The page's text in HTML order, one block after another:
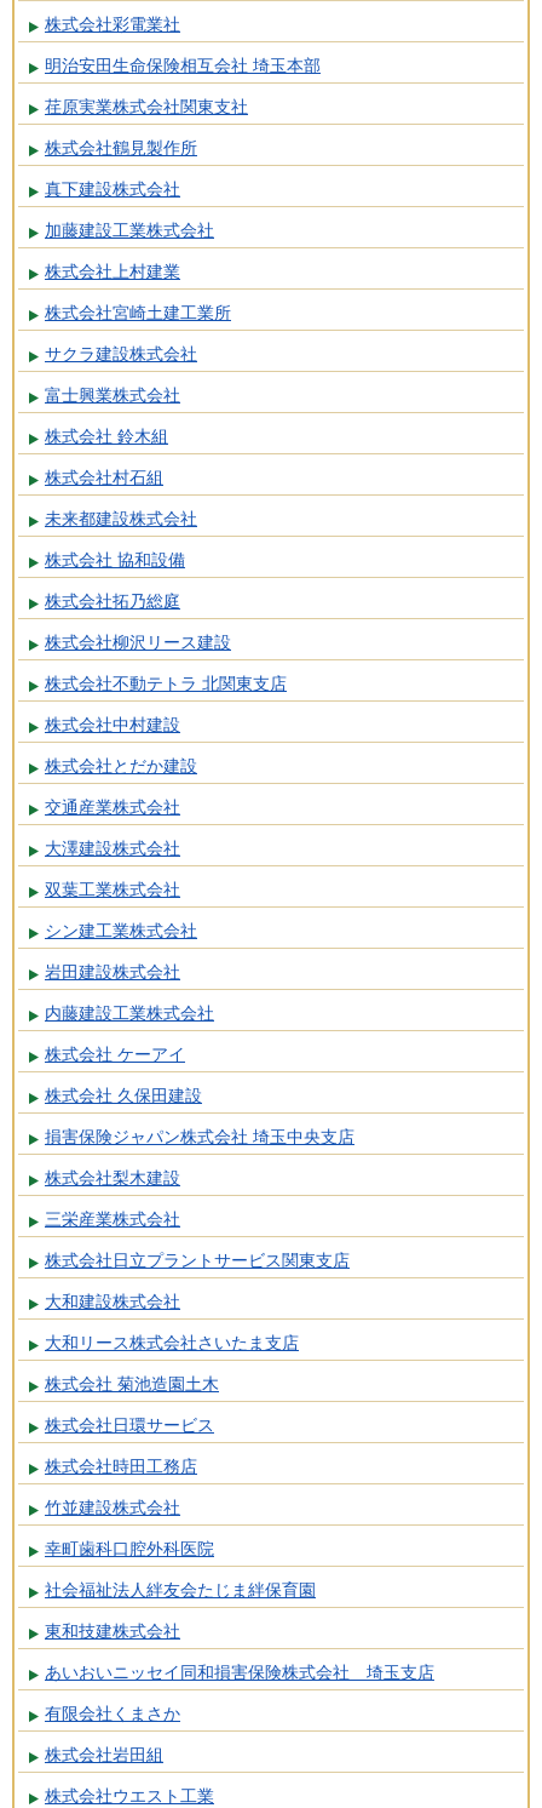
株式会社彩電業社
明治安田生命保険相互会社 埼玉本部
荏原実業株式会社関東支社
株式会社鶴見製作所
真下建設株式会社
加藤建設工業株式会社
株式会社上村建業
株式会社宮崎土建工業所
サクラ建設株式会社
富士興業株式会社
株式会社 鈴木組
株式会社村石組
未来都建設株式会社
株式会社 協和設備
株式会社拓乃総庭
株式会社柳沢リース建設
株式会社不動テトラ 北関東支店
株式会社中村建設
株式会社とだか建設
交通産業株式会社
大澤建設株式会社
双葉工業株式会社
シン建工業株式会社
岩田建設株式会社
内藤建設工業株式会社
株式会社 ケーアイ
株式会社 久保田建設
損害保険ジャパン株式会社 埼玉中央支店
株式会社梨木建設
三栄産業株式会社
株式会社日立プラントサービス関東支店
大和建設株式会社
大和リース株式会社さいたま支店
株式会社 菊池造園土木
株式会社日環サービス
株式会社時田工務店
竹並建設株式会社
幸町歯科口腔外科医院
社会福祉法人絆友会たじま絆保育園
東和技建株式会社
あいおいニッセイ同和損害保険株式会社 埼玉支店
有限会社くまさか
株式会社岩田組
株式会社ウエスト工業